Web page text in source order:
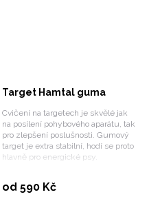
Target Hamtal guma
Cvičení na targetech je skvělé jak
na posílení pohybového aparátu, tak
pro zlepšení poslušnosti. Gumový
target je extra stabilní, hodí se proto
hlavně pro energické psy.
od 590 KčVybrat variantu